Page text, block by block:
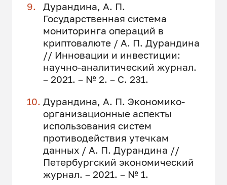
Дурандина, А. П.
Государственная система
мониторинга операций в
криптовалюте / А. П. Дурандина
// Инновации и инвестиции:
научно-аналитический журнал.
– 2021. – № 2. – С. 231.
Дурандина, А. П. Экономико-
организационные аспекты
использования систем
противодействия утечкам
данных / А. П. Дурандина //
Петербургский экономический
журнал. – 2021. – № 1.